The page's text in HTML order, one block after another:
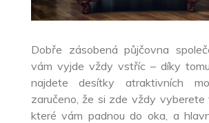
Dobře zásobená půjčovna
vám vyjde vždy vstříc – díky
najdete desítky atraktivních
zaručeno, že si zde vždy vyberete
které vám padnou do oka, a